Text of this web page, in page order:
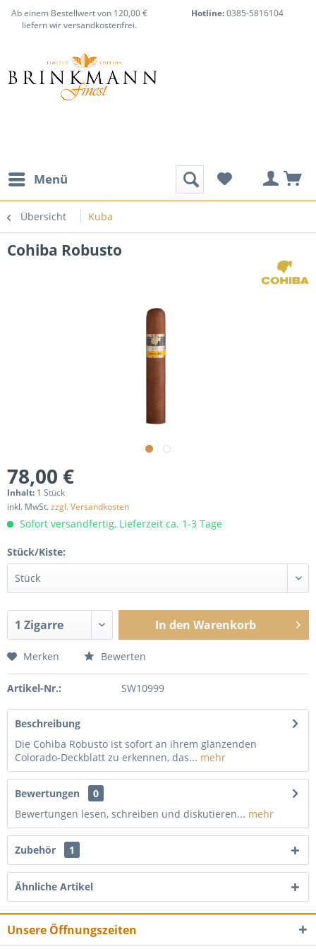
Ab einem Bestellwert von 120,00 €
liefern wir versandkostenfrei.
Hotline:0385-5816104
Menü
Übersicht Kuba
Cohiba Robusto
78,00 €
Inhalt: 1 Stück
inkl. MwSt.zzgl. Versandkosten
Sofort versandfertig, Lieferzeit ca. 1-3 Tage
Stück/Kiste:
In den Warenkorb
Merken Bewerten
Artikel-Nr.: SW10999
Beschreibung
Die Cohiba Robusto ist sofort an ihrem glänzenden
Colorado-Deckblatt zu erkennen, das... mehr
Bewertungen
0
Bewertungen lesen, schreiben und diskutieren... mehr
Zubehör 1
Ähnliche Artikel
Unsere Öffnungszeiten